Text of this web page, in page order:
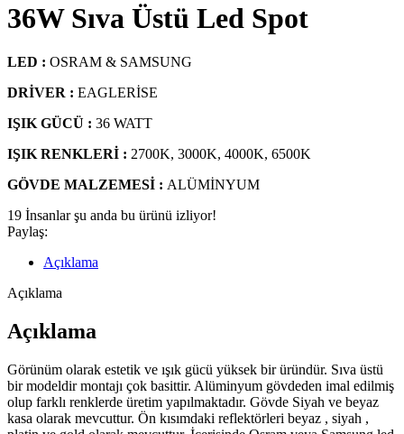
36W Sıva Üstü Led Spot
LED : OSRAM & SAMSUNG
DRİVER : EAGLERİSE
IŞIK GÜCÜ : 36 WATT
IŞIK RENKLERİ : 2700K, 3000K, 4000K, 6500K
GÖVDE MALZEMESİ : ALÜMİNYUM
19 İnsanlar şu anda bu ürünü izliyor!
Paylaş:
Açıklama
Açıklama
Açıklama
Görünüm olarak estetik ve ışık gücü yüksek bir üründür. Sıva üstü
bir modeldir montajı çok basittir. Alüminyum gövdeden imal edilmiş
olup farklı renklerde üretim yapılmaktadır. Gövde Siyah ve beyaz
kasa olarak mevcuttur. Ön kısımdaki reflektörleri beyaz , siyah ,